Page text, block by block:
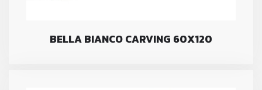
BELLA BIANCO CARVING 60X120